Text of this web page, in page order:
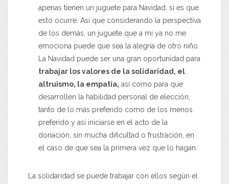
apenas tienen un juguete para Navidad, si es que
esto ocurre. Así que considerando la perspectiva
de los demás, un juguete que a mí ya no me
emociona puede que sea la alegría de otro niño.
La Navidad puede ser una gran oportunidad para
trabajar los valores de la solidaridad, el
altruismo, la empatía, así como para que
desarrollen la habilidad personal de elección,
tanto de lo más preferido como de los menos
preferido y así iniciarse en el acto de la
donación, sin mucha dificultad o frustración, en
el caso de que sea la primera vez que lo hagan.
La solidaridad se puede trabajar con ellos según el